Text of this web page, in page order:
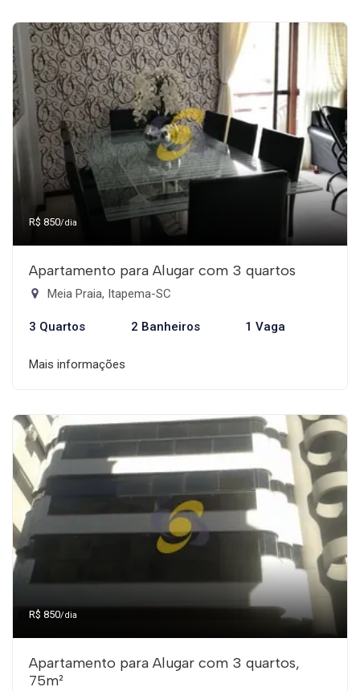
R$ 850/dia
Apartamento para Alugar com 3 quartos
Meia Praia, Itapema-SC
3 Quartos 2 Banheiros 1 Vaga
Mais informações
R$ 850/dia
Apartamento para Alugar com 3 quartos,
75m²